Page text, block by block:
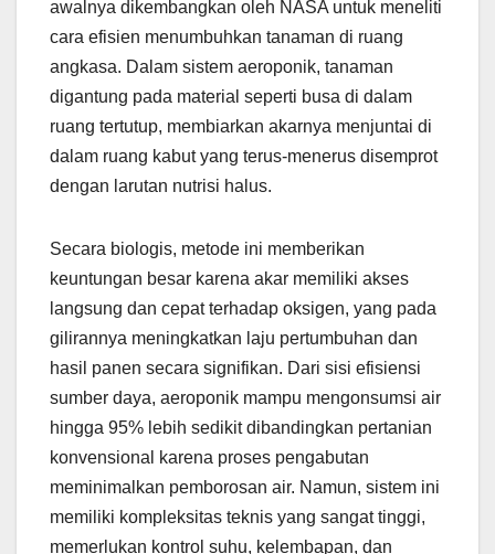
awalnya dikembangkan oleh NASA untuk meneliti
cara efisien menumbuhkan tanaman di ruang
angkasa. Dalam sistem aeroponik, tanaman
digantung pada material seperti busa di dalam
ruang tertutup, membiarkan akarnya menjuntai di
dalam ruang kabut yang terus-menerus disemprot
dengan larutan nutrisi halus.
Secara biologis, metode ini memberikan
keuntungan besar karena akar memiliki akses
langsung dan cepat terhadap oksigen, yang pada
gilirannya meningkatkan laju pertumbuhan dan
hasil panen secara signifikan. Dari sisi efisiensi
sumber daya, aeroponik mampu mengonsumsi air
hingga 95% lebih sedikit dibandingkan pertanian
konvensional karena proses pengabutan
meminimalkan pemborosan air. Namun, sistem ini
memiliki kompleksitas teknis yang sangat tinggi,
memerlukan kontrol suhu, kelembapan, dan